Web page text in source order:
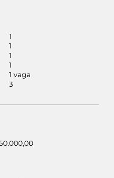
1
1
1
1
1 vaga
3